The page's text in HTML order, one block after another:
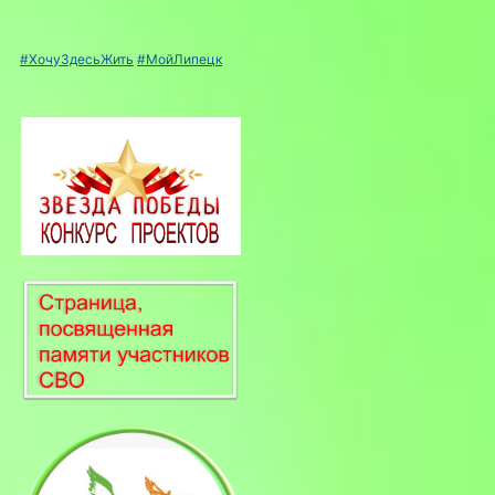
#ХочуЗдесьЖить #МойЛипецк